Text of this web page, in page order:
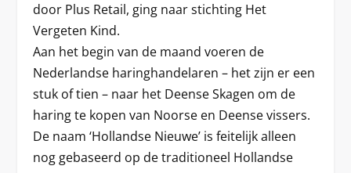
door Plus Retail, ging naar stichting Het
Vergeten Kind.
Aan het begin van de maand voeren de
Nederlandse haringhandelaren – het zijn er een
stuk of tien – naar het Deense Skagen om de
haring te kopen van Noorse en Deense vissers.
De naam ‘Hollandse Nieuwe’ is feitelijk alleen
nog gebaseerd op de traditioneel Hollandse